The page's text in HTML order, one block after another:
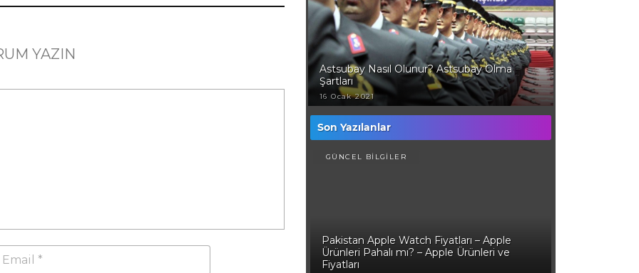
YAZIN
Astsubay Nasıl Olunur? Astsubay Olma
Şartları
16 Ocak 2021
Son Yazılanlar
GÜNCEL BİLGİLER
Pakistan Apple Watch Fiyatları – Apple
Ürünleri Pahalı mı? – Apple Ürünleri ve
Fiyatları